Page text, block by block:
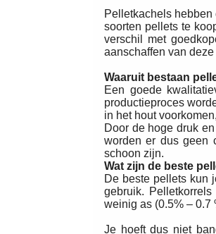
Pelletkachels
soorten pellets te
verschil met
aanschaffen van deze
Waaruit bestaan
Een goede
productieproces
in het hout
Door de hoge druk
worden er dus geen
schoon zijn.
Wat zijn de beste
De beste pellets kun
gebruik.
weinig as (0.5% – 0.7
Je hoeft dus niet